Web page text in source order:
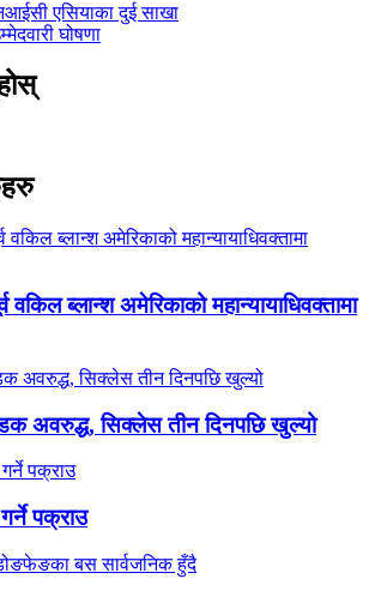
एसियाका दुई साखा
घोषणा
वकिल ब्लान्श अमेरिकाको महान्यायाधिवक्तामा
अवरुद्ध, सिक्लेस तीन दिनपछि खुल्यो
पक्राउ